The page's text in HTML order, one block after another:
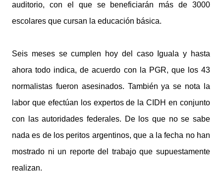
auditorio, con el que se beneficiarán más de 3000
escolares que cursan la educación básica.
Seis meses se cumplen hoy del caso Iguala y hasta
ahora todo indica, de acuerdo con la PGR, que los 43
normalistas fueron asesinados. También ya se nota la
labor que efectúan los expertos de la CIDH en conjunto
con las autoridades federales. De los que no se sabe
nada es de los peritos argentinos, que a la fecha no han
mostrado ni un reporte del trabajo que supuestamente
realizan.